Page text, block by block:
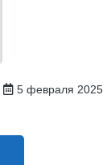
5 февраля 2025